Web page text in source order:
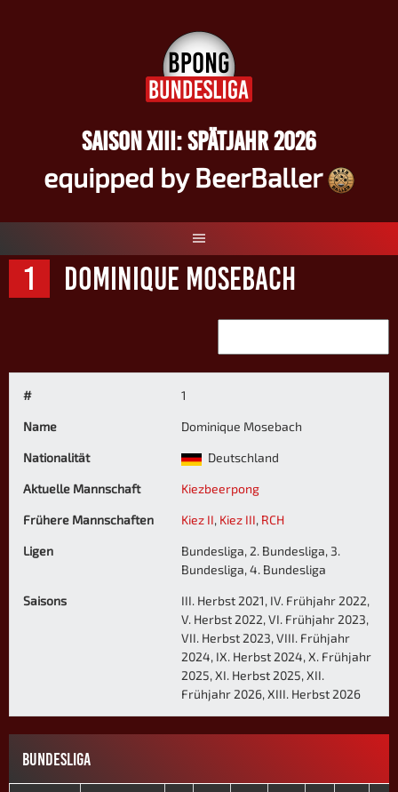
SAISON XIII: SPÄTJAHR 2026
equipped by BeerBaller
1 Dominique Mosebach
# 1
Name Dominique Mosebach
Nationalität Deutschland
Aktuelle Mannschaft Kiezbeerpong
Frühere Mannschaften Kiez II, Kiez III, RCH
Ligen
Bundesliga, 2. Bundesliga, 3.
Bundesliga, 4. Bundesliga
Saisons
III. Herbst 2021, IV. Frühjahr 2022,
V. Herbst 2022, VI. Frühjahr 2023,
VII. Herbst 2023, VIII. Frühjahr
2024, IX. Herbst 2024, X. Frühjahr
2025, XI. Herbst 2025, XII.
Frühjahr 2026, XIII. Herbst 2026
BUNDESLIGA